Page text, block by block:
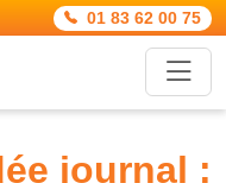
01 83 62 00 75